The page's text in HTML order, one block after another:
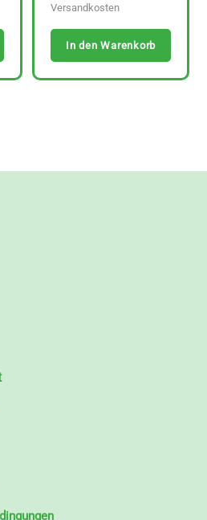
Versandkosten
In den Warenkorb